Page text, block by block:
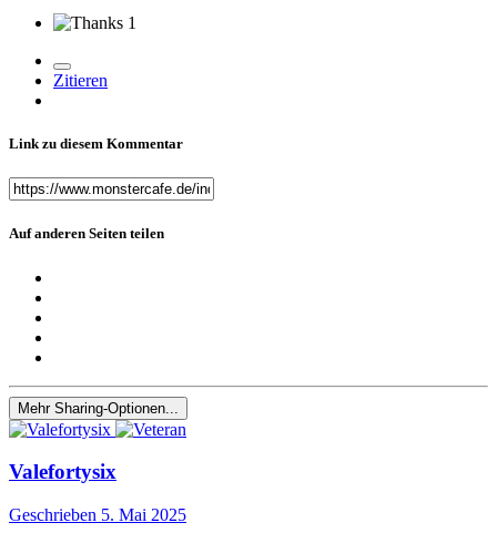
1
Zitieren
Link zu diesem Kommentar
Auf anderen Seiten teilen
Mehr Sharing-Optionen...
Valefortysix
Geschrieben 5. Mai 2025